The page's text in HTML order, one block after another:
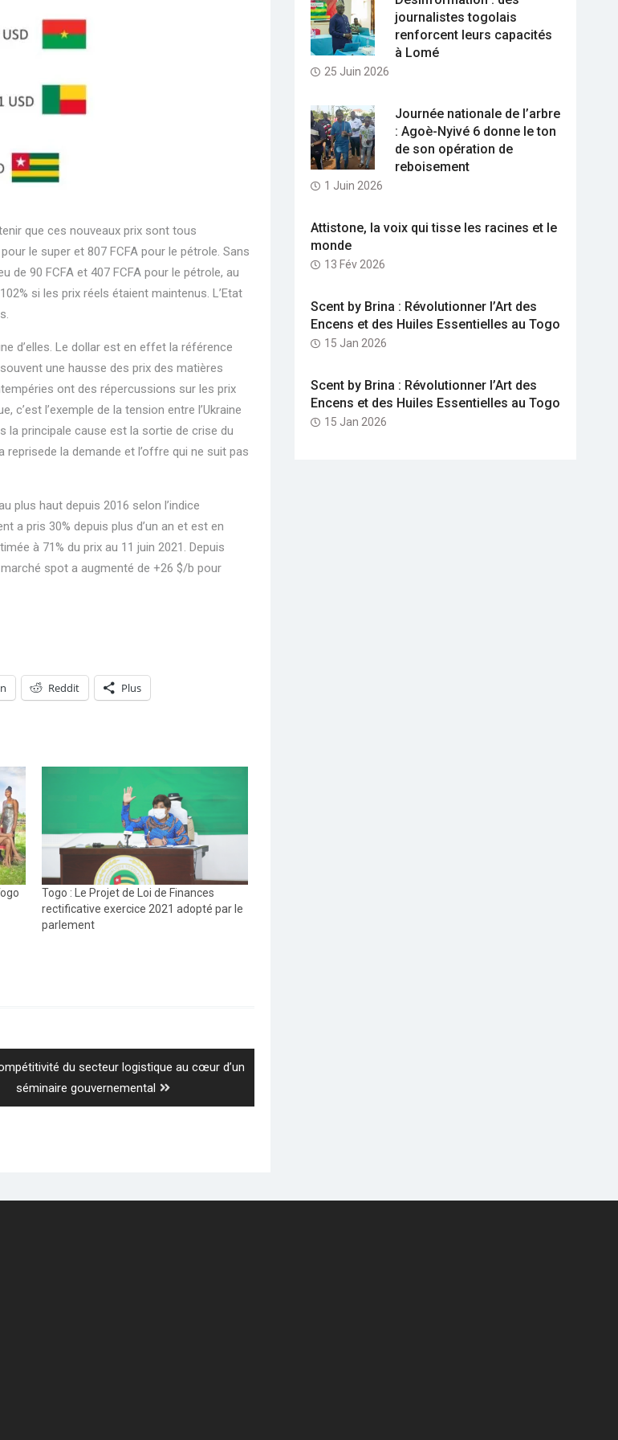
que ces nouveaux prix sont tous
le super et 807 FCFA pour le pétrole. Sans
de 90 FCFA et 407 FCFA pour le pétrole, au
si les prix réels étaient maintenus. L’Etat
d’elles. Le dollar est en effet la référence
une hausse des prix des matières
ont des répercussions sur les prix
l’exemple de la tension entre l’Ukraine
la principale cause est la sortie de crise du
la demande et l’offre qui ne suit pas
plus haut depuis 2016 selon l’indice
a pris 30% depuis plus d’un an et est en
à 71% du prix au 11 juin 2021. Depuis
marché spot a augmenté de +26 $/b pour
Reddit Plus
Togo : Le Projet de Loi de Finances
rectificative exercice 2021 adopté par le
parlement
du secteur logistique au cœur d’un
séminaire gouvernemental
journalistes togolais
renforcent leurs capacités
à Lomé
25 Juin 2026
Journée nationale de l’arbre
: Agoè-Nyivé 6 donne le ton
de son opération de
reboisement
1 Juin 2026
Attistone, la voix qui tisse les racines et le
monde
13 Fév 2026
Scent by Brina : Révolutionner l’Art des
Encens et des Huiles Essentielles au Togo
15 Jan 2026
Scent by Brina : Révolutionner l’Art des
Encens et des Huiles Essentielles au Togo
15 Jan 2026